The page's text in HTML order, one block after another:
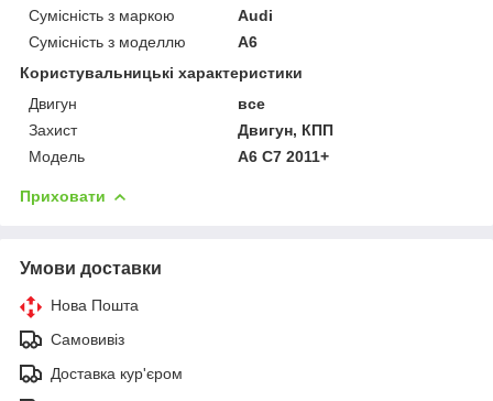
Сумісність з маркою
Audi
Сумісність з моделлю
A6
Користувальницькі характеристики
Двигун
все
Захист
Двигун, КПП
Мoдель
A6 C7 2011+
Приховати
Умови доставки
Нова Пошта
Самовивіз
Доставка кур'єром